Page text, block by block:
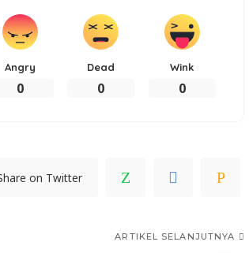
Angry
0
Dead
0
Wink
0
on Twitter
ARTIKEL SELANJUTNYA